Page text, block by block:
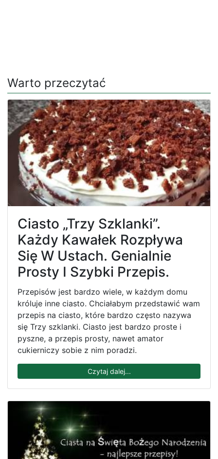
Warto przeczytać
Ciasto „Trzy Szklanki”.
Każdy Kawałek Rozpływa
Się W Ustach. Genialnie
Prosty I Szybki Przepis.
Przepisów jest bardzo wiele, w każdym domu
króluje inne ciasto. Chciałabym przedstawić wam
przepis na ciasto, które bardzo często nazywa
się Trzy szklanki. Ciasto jest bardzo proste i
pyszne, a przepis prosty, nawet amator
cukierniczy sobie z nim poradzi.
Czytaj dalej...